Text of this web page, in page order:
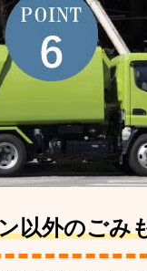
以外のごみ